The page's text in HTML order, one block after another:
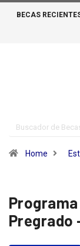
BECAS
Home
Pregrado